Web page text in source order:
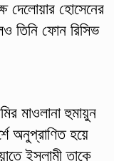
দেলোয়ার হোসেনের
তিনি ফোন রিসিভ
মাওলানা হুমায়ুন
অনুপ্রাণিত হয়ে
ইসলামী তাকে